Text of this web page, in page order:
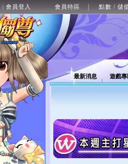
| 會員登入 會員特區 點數 / 儲
最新消息 遊戲